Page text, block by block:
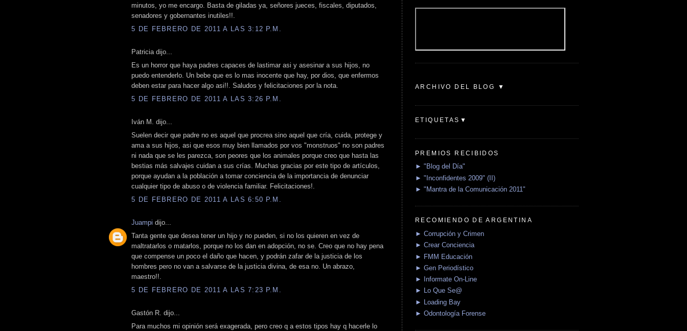
minutos, yo me encargo. Basta de giladas ya, señores jueces, fiscales, diputados,
senadores y gobernantes inutiles!!.
5 DE FEBRERO DE 2011 A LAS 3:12 P.M.
Patricia dijo...
Es un horror que haya padres capaces de lastimar asi y asesinar a sus hijos, no
puedo entenderlo. Un bebe que es lo mas inocente que hay, por dios, que enfermos
deben estar para hacer algo asi!!. Saludos y felicitaciones por la nota.
5 DE FEBRERO DE 2011 A LAS 3:26 P.M.
Iván M. dijo...
Suelen decir que padre no es aquel que procrea sino aquel que cría, cuida, protege y
ama a sus hijos, asi que esos muy bien llamados por vos "monstruos" no son padres
ni nada que se les parezca, son peores que los animales porque creo que hasta las
bestias más salvajes cuidan a sus crías. Muchas gracias por este tipo de artículos,
porque ayudan a la población a tomar conciencia de la importancia de denunciar
cualquier tipo de abuso o de violencia familiar. Felicitaciones!.
5 DE FEBRERO DE 2011 A LAS 6:50 P.M.
Juampi dijo...
Tanta gente que desea tener un hijo y no pueden, si no los quieren en vez de
maltratarlos o matarlos, porque no los dan en adopción, no se. Creo que no hay pena
que compense un poco el daño que hacen, y podrán zafar de la justicia de los
hombres pero no van a salvarse de la justicia divina, de esa no. Un abrazo,
maestro!!.
5 DE FEBRERO DE 2011 A LAS 7:23 P.M.
Gastón R. dijo...
Para muchos mi opinión será exagerada, pero creo q a estos tipos hay q hacerle lo
ARCHIVO DEL BLOG ▼
ETIQUETAS▼
PREMIOS RECIBIDOS
► "Blog del Día"
► "Inconfidentes 2009" (II)
► "Mantra de la Comunicación 2011"
RECOMIENDO DE ARGENTINA
► Corrupción y Crimen
► Crear Conciencia
► FMM Educación
► Gen Periodístico
► Informate On-Line
► Lo Que Se@
► Loading Bay
► Odontología Forense